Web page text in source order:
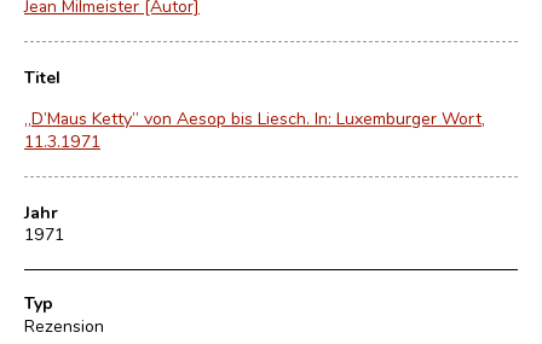
Jean Milmeister [Autor]
Titel
„D’Maus Ketty” von Aesop bis Liesch. In: Luxemburger Wort,
11.3.1971
Jahr
1971
Typ
Rezension